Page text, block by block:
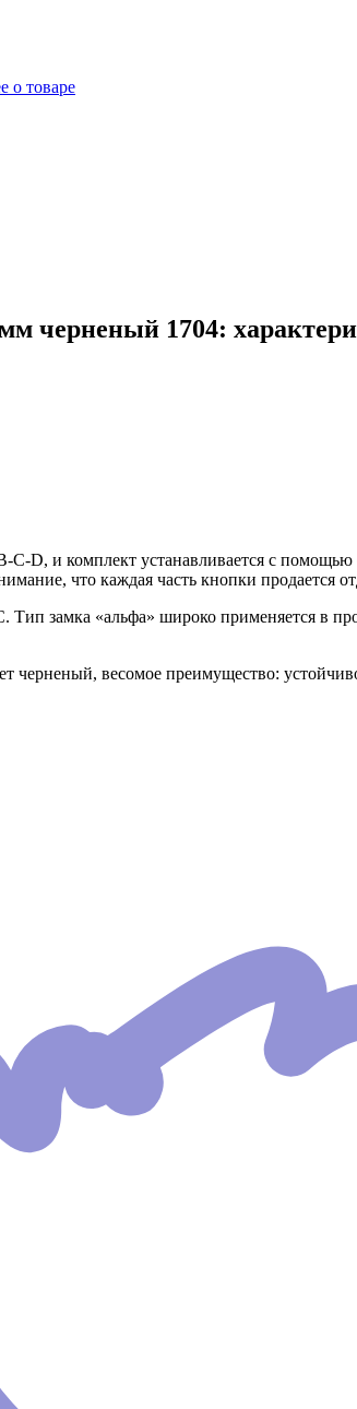
о товаре
черненый 1704:
D, и комплект устанавливается с
что каждая часть кнопки продается
Тип замка «альфа» широко применяется в
черненый, весомое преимущество: